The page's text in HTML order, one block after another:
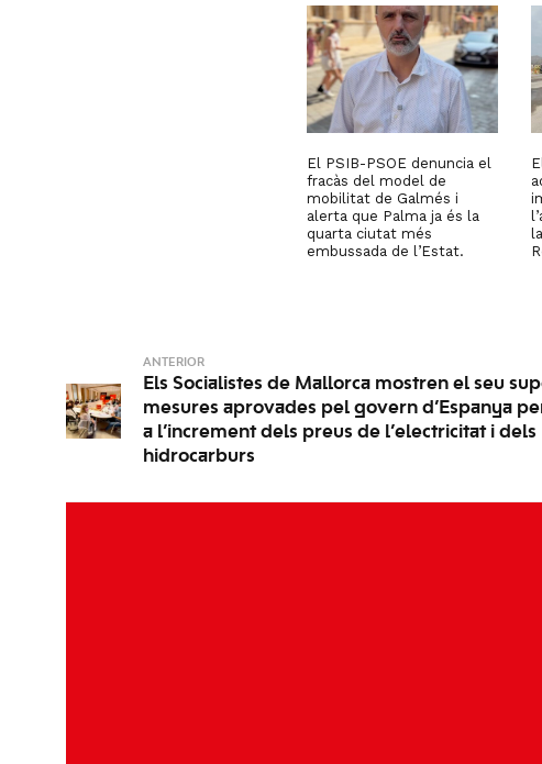
El PSIB-PSOE denuncia el
fracàs del model de
mobilitat de Galmés i
alerta que Palma ja és la
quarta ciutat més
embussada de l’Estat.
ANTERIOR
Els Socialistes de Mallorca mostren el seu
mesures aprovades pel govern d’Espanya
a l’increment dels preus de l’electricitat i dels
hidrocarburs